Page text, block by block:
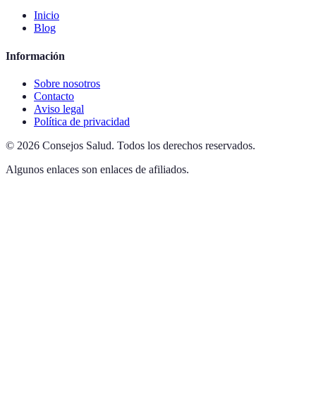
Inicio
Blog
Información
Sobre nosotros
Contacto
Aviso legal
Política de privacidad
© 2026 Consejos Salud. Todos los derechos reservados.
Algunos enlaces son enlaces de afiliados.